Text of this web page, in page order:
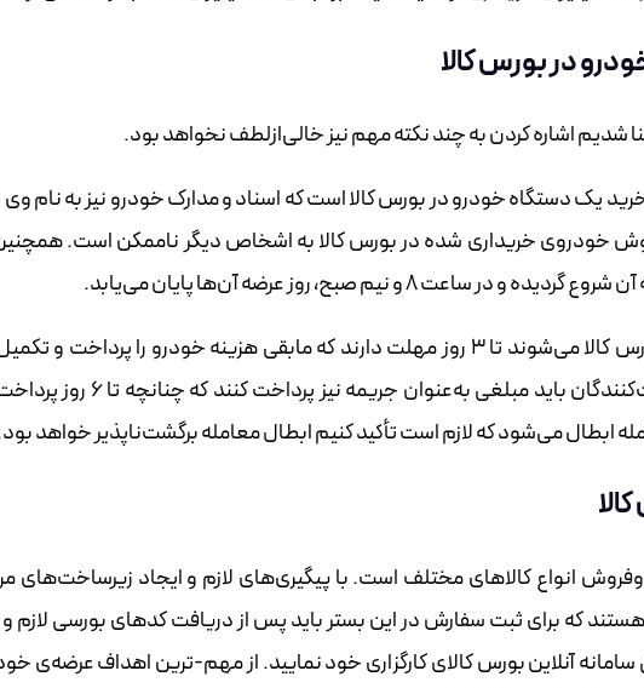
در بورس کالا
شدیم اشاره کردن به چند نکته مهم نیز خالی‌ازلطف نخواهد بود.
یک دستگاه خودرو در بورس کالا است که اسناد و مدارک خودرو نیز به نام
خودروی خریداری شده در بورس کالا به اشخاص دیگر ناممکن است.
افرادی که موفق به خرید خودرو از طریق بورس کالا می‌شوند تا ۳ روز مهلت دارند که مابقی هزینه خودرو را پرداخت
نمایند. از ساعت ۱۵ روز سوم به بعد پرداخت‌کنندگان باید مبلغی به‌عنوان
ابطال می‌شود که لازم است تأکید کنیم ابطال معامله برگشت‌ناپذیر خواهد
انواع کالاهای مختلف است. با پیگیری‌های لازم و ایجاد زیرساخت‌های
که برای ثبت سفارش در این بستر باید پس از دریافت کدهای بورسی لازم و
آنلاین بورس کالای کارگزاری خود نمایید. از مهم-ترین اهداف عرضه‌‌‌‌‌‌‌‌‌‌‌‌‌‌‌‌‌‌‌‌‌‌‌‌‌‌‌‌‌‌‌‌‌‌‌‌‌‌‌‌‌‌‌‌‌‌‌‌‌‌‌‌‌ی